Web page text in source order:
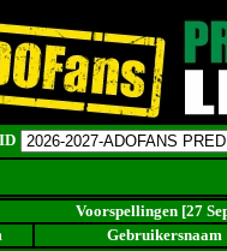
ID
Voorspellingen [27
Gebruikersnaam